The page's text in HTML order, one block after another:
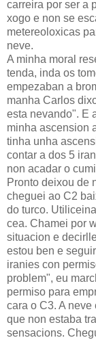
carreira por ser a
xogo e non se
metereoloxicas
neve.
A minha moral
tenda, inda os
empezaban a
manha Carlos
esta nevando". E
minha ascension
tinha unha
contar a dos 5
non acadar o
Pronto deixou de
cheguei ao C2
do turco.
cea. Chamei por
situacion e
estou ben e
iranies con
problem", eu
permiso para
cara o C3. A
que non estaba
sensacions.